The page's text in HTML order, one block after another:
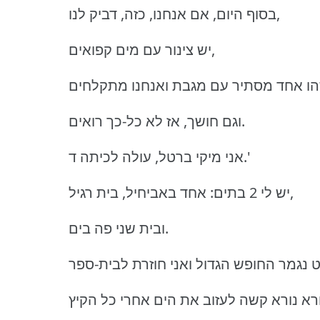
בסוף היום, אם אנחנו, כזה, דביק לנו,
יש צינור עם מים קפואים,
וגם חושך, אז לא כל-כך רואים.
אני מיקי ברטל, עולה לכיתה ד.'
יש לי 2 בתים: אחד באביחיל, בית רגיל,
ובית שני פה בים.